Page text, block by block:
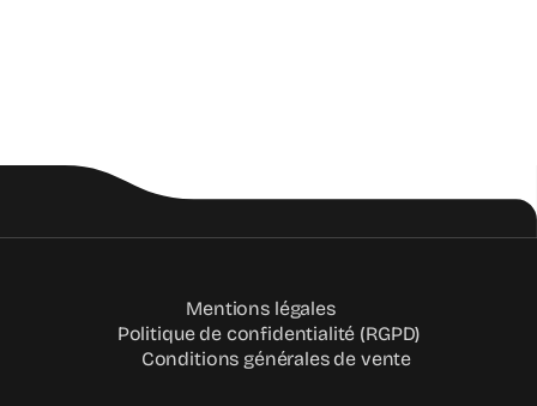
Mentions légales
Politique de confidentialité (RGPD)
Conditions générales de vente